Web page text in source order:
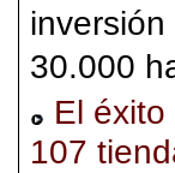
30.000
El
107